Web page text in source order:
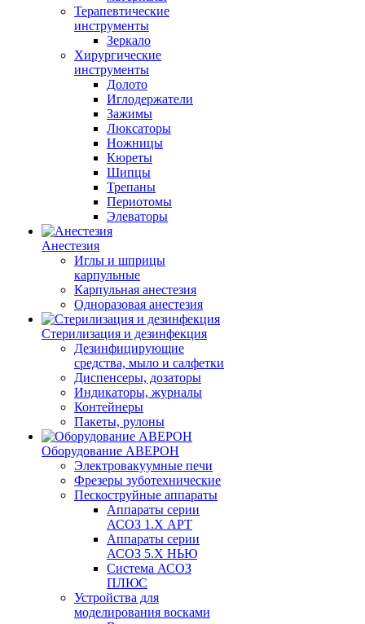
Терапевтические
инструменты
Зеркало
Хирургические
инструменты
Долото
Иглодержатели
Зажимы
Люксаторы
Ножницы
Кюреты
Шипцы
Трепаны
Периотомы
Элеваторы
Анестезия
Иглы и шприцы
карпульные
Карпульная анестезия
Одноразовая анестезия
Стерилизация и дезинфекция
Дезинфицирующие
средства, мыло и салфетки
Диспенсеры, дозаторы
Индикаторы, журналы
Контейнеры
Пакеты, рулоны
Оборудование АВЕРОН
Электровакуумные печи
Фрезеры зуботехнические
Пескоструйные аппараты
Аппараты серии
АСОЗ 1.Х АРТ
Аппараты серии
АСОЗ 5.Х НЬЮ
Система АСОЗ
ПЛЮС
Устройства для
моделирования восками